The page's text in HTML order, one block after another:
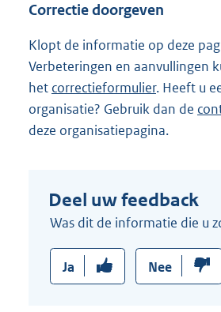
:
Correctie doorgeven
Klopt de informatie op deze
Verbeteringen en aanvullingen
het correctieformulier. Heeft u
organisatie? Gebruik dan de
deze organisatiepagina.
Deel uw feedback
Was dit de informatie die u
Ja Nee